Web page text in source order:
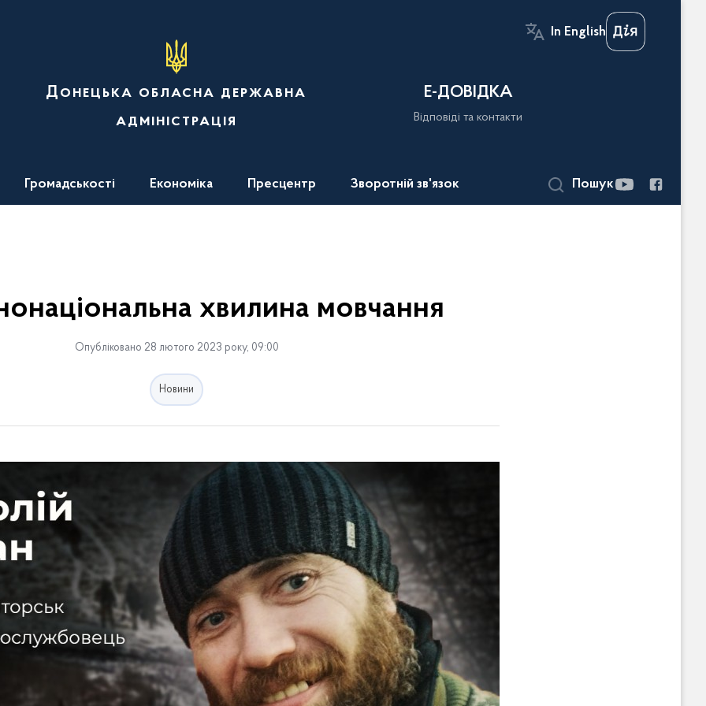
In English
Донецька обласна державна
адміністрація
Е-ДОВІДКА
Відповіді та контакти
Громадськості Економіка Пресцентр Зворотній зв'язок Пошук
хвилина мовчання
Опубліковано 28 лютого 2023 року, 09:00
Новини